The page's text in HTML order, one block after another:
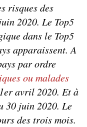
risques des
2020. Le Top5
dans le Top5
apparaissent. A
par ordre
ou malades
avril 2020. Et à
30 juin 2020. Le
des trois mois.